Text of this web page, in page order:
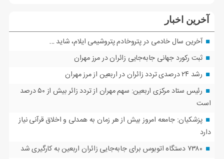
آخرین اخبار
آخرین سال خادمی در پتروخادم پتروشیمی ایلام، شاید …
ثبت رکورد جهانی جابه‌جایی زائران در مرز مهران
رشد ۲۴ درصدی تردد زائران در اربعین از مرز مهران
رئیس ستاد مرکزی اربعین: سهم مهران از تردد زائر بیش از ۵۰ درصد
است
پزشکیان: جامعه امروز بیش از هر زمان به همدلی و اخلاق قرآنی نیاز
دارد
۷۳۸۰ دستگاه اتوبوس برای جابه‌جایی زائران اربعین به‌ کارگیری شد